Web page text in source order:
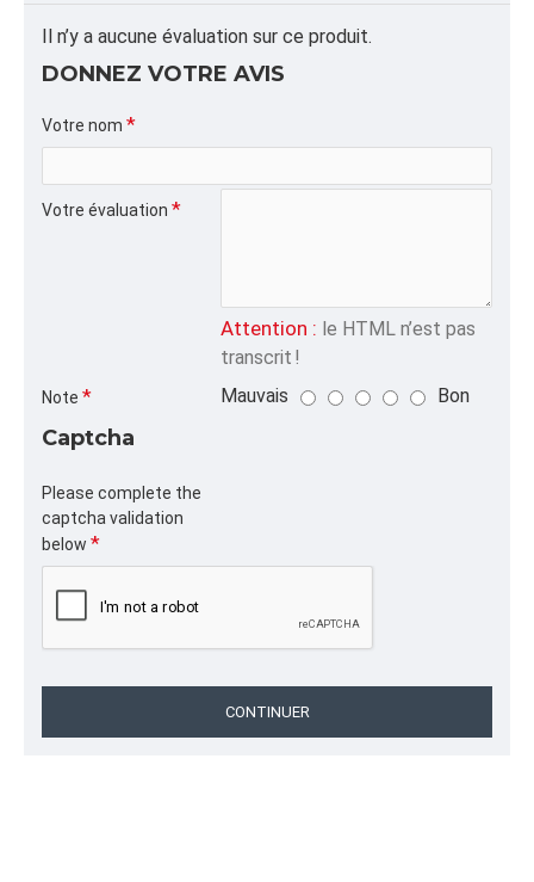
ALPHA
SPLASTIQUE,17.5X11.75,SPEIND
Sacs Plastique Industriels
Il n’y a aucune évaluation sur ce produit.
DONNEZ VOTRE AVIS
Votre nom
Votre évaluation
Attention : le HTML n’est pas
transcrit !
Note Mauvais Bon
Captcha
Please complete the
captcha validation
below
CONTINUER